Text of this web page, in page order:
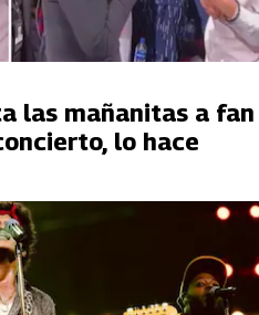
las mañanitas a fan
lo hace